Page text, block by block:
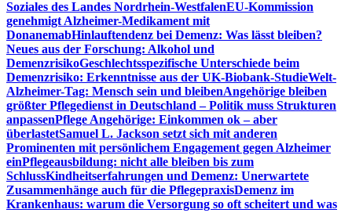
Soziales des Landes Nordrhein-WestfalenEU-Kommission
genehmigt Alzheimer-Medikament mit
DonanemabHinlauftendenz bei Demenz: Was lässt bleiben?
Neues aus der Forschung: Alkohol und
DemenzrisikoGeschlechtsspezifische Unterschiede beim
Demenzrisiko: Erkenntnisse aus der UK-Biobank-StudieWelt-
Alzheimer-Tag: Mensch sein und bleibenAngehörige bleiben
größter Pflegedienst in Deutschland – Politik muss Strukturen
anpassenPflege Angehörige: Einkommen ok – aber
überlastetSamuel L. Jackson setzt sich mit anderen
Prominenten mit persönlichem Engagement gegen Alzheimer
einPflegeausbildung: nicht alle bleiben bis zum
SchlussKindheitserfahrungen und Demenz: Unerwartete
Zusammenhänge auch für die PflegepraxisDemenz im
Krankenhaus: warum die Versorgung so oft scheitert und was